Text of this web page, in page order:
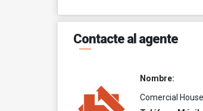
Contacte al agente
Nombre:
Comercial House